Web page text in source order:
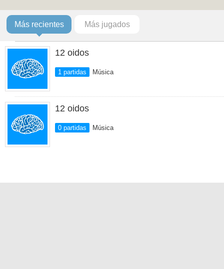
Más recientes Más jugados
12 oidos
1 partidas Música
12 oidos
0 partidas Música